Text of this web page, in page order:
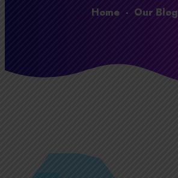
Home - Our Blog